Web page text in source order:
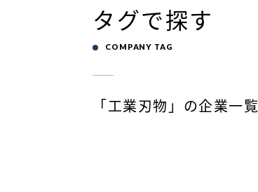
タグで探す
COMPANY TAG
「工業刃物」の企業一覧